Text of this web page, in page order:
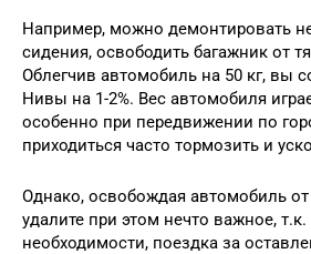
Например, можно демонтировать
сидения, освободить багажник от
Облегчив автомобиль на 50 кг, вы
Нивы на 1-2%. Вес автомобиля
особенно при передвижении по
приходиться часто тормозить и
Однако, освобождая автомобиль
удалите при этом нечто важное, т.к.
необходимости, поездка за